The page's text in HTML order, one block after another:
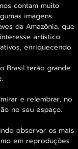
contam muito
imagens
da Amazônia, que
artístico
enriquecendo
Brasil terão grande
e relembrar, no
no seu espaço.
observar os mais
em reproduções